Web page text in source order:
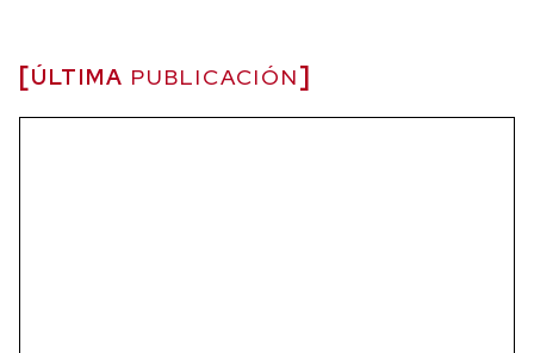
ÚLTIMA PUBLICACIÓN